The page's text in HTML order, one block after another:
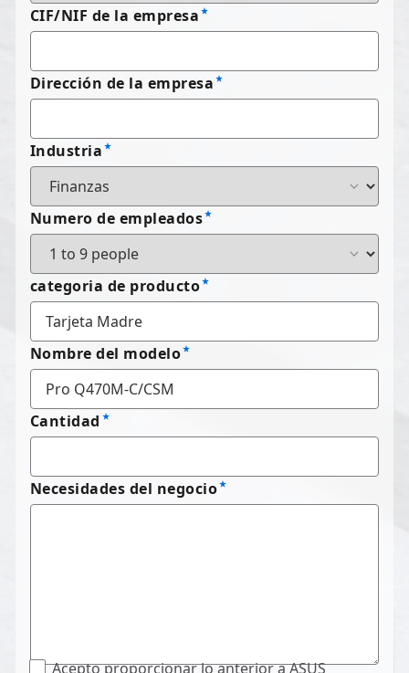
CIF/NIF de la empresa
Dirección de la empresa
Industria
Numero de empleados
categoria de producto
Nombre del modelo
Cantidad
Necesidades del negocio
Acepto proporcionar lo anterior a ASUS